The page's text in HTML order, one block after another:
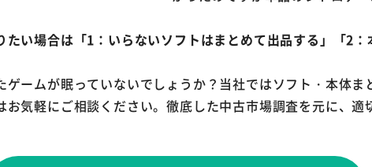
い場合は「1：いらないソフトはまとめて出品する」「2
ームが眠っていないでしょうか？当社ではソフト・本体ま
気軽にご相談ください。徹底した中古市場調査を元に、適